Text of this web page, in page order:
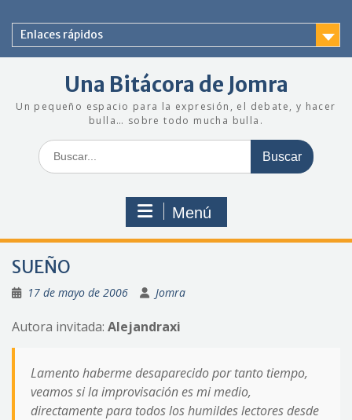
contenido
Enlaces rápidos
Una Bitácora de Jomra
Un pequeño espacio para la expresión, el debate, y hacer
bulla… sobre todo mucha bulla.
Buscar:
Menú
SUEÑO
17 de mayo de 2006 Jomra
Autora invitada: Alejandraxi
Lamento haberme desaparecido por tanto tiempo,
veamos si la improvisación es mi medio,
directamente para todos los humildes lectores desde